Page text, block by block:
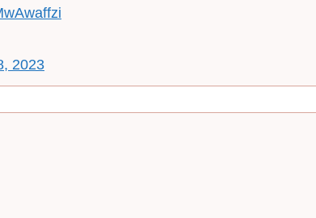
2023